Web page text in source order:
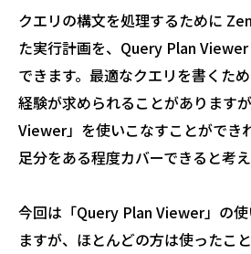
クエリの構文を処理するために
た実行計画を、Query Plan
できます。最適なクエリを書くた
経験が求められることがあります
Viewer」を使いこなすことができ
足分をある程度カバーできると考え
今回は「Query Plan Viewer」の
ますが、ほとんどの方は使ったこ